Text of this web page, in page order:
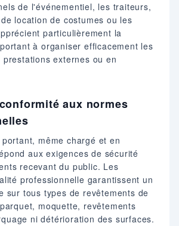
de l'événementiel, les traiteurs,
location de costumes ou les
particulièrement la
à organiser efficacement les
externes ou en
aux normes
même chargé et en
aux exigences de sécurité
recevant du public. Les
professionnelle garantissent un
sur tous types de revêtements de
moquette, revêtements
ni détérioration des surfaces.